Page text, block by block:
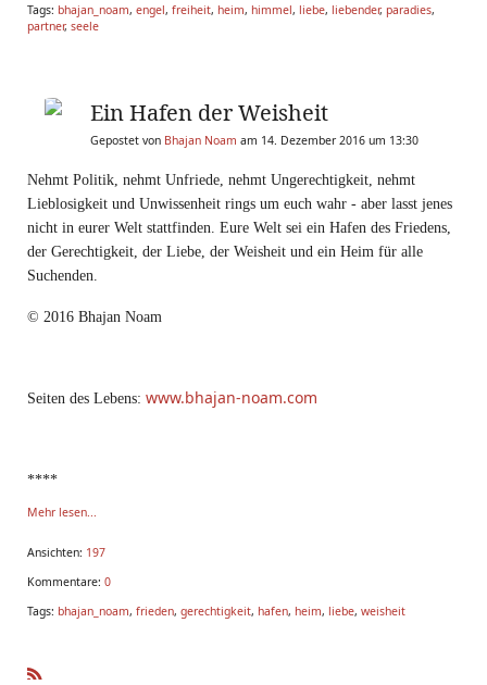
Tags: bhajan_noam, engel, freiheit, heim, himmel, liebe, liebender, paradies,
partner, seele
Ein Hafen der Weisheit
Gepostet von Bhajan Noam am 14. Dezember 2016 um 13:30
Nehmt Politik, nehmt Unfriede, nehmt Ungerechtigkeit, nehmt
Lieblosigkeit und Unwissenheit rings um euch wahr - aber lasst jenes
nicht in eurer Welt stattfinden. Eure Welt sei ein Hafen des Friedens,
der Gerechtigkeit, der Liebe, der Weisheit und ein Heim für alle
Suchenden.
© 2016 Bhajan Noam
Seiten des Lebens: www.bhajan-noam.com
****
Mehr lesen...
Ansichten: 197
Kommentare: 0
Tags: bhajan_noam, frieden, gerechtigkeit, hafen, heim, liebe, weisheit